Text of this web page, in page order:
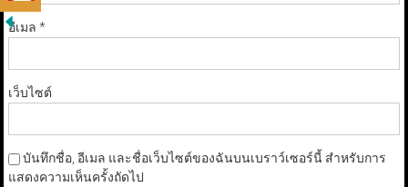
อีเมล *
เว็บไซต์
บันทึกชื่อ, อีเมล และชื่อเว็บไซต์ของฉันบนเบราว์เซอร์นี้ สำหรับการ
แสดงความเห็นครั้งถัดไป